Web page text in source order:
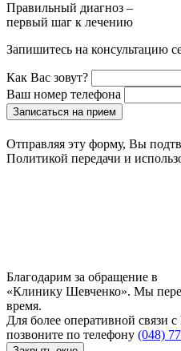
Правильный диагноз –
первый шаг к лечению
Запишитесь на консультацию
Как Вас зовут?
Ваш номер телефона
Записаться на прием
Отправляя эту форму, Вы
Политикой передачи и
Благодарим за обращение в
«Клинику Шевченко». Мы
время.
Для более оперативной связи
позвоните по телефону (048)